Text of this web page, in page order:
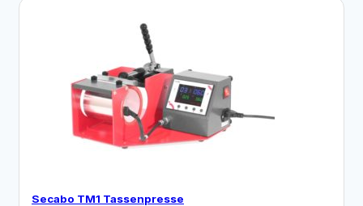
Secabo TM1 Tassenpresse